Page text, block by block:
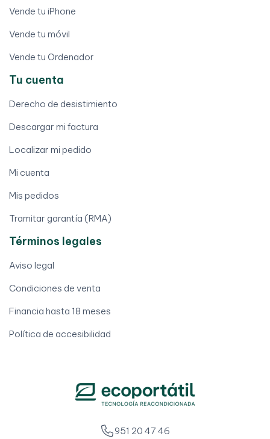
Vende tu iPhone
Vende tu móvil
Vende tu Ordenador
Tu cuenta
Derecho de desistimiento
Descargar mi factura
Localizar mi pedido
Mi cuenta
Mis pedidos
Tramitar garantía (RMA)
Términos legales
Aviso legal
Condiciones de venta
Financia hasta 18 meses
Política de accesibilidad
951 20 47 46